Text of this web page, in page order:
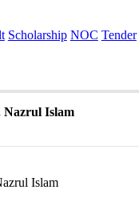
Scholarship NOC Tender
Nazrul Islam
Islam